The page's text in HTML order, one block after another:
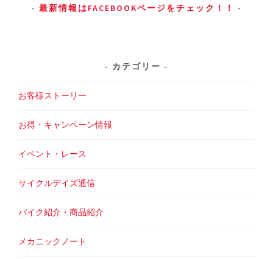
最新情報はFACEBOOKページをチェック！！
カテゴリー
お客様ストーリー
お得・キャンペーン情報
イベント・レース
サイクルデイズ通信
バイク紹介・商品紹介
メカニックノート